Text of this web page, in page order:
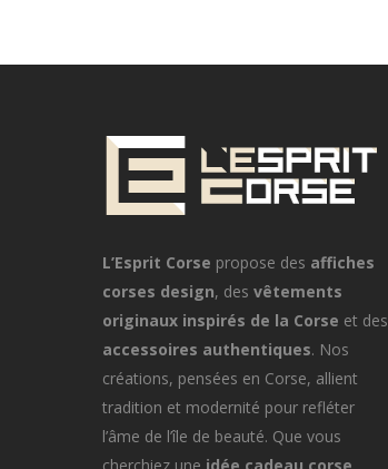
L’Esprit Corse propose des affiches
corses design, des vêtements
originaux inspirés de la Corse et des
accessoires authentiques. Nos
créations, pensées en Corse, allient
tradition et modernité pour refléter
l’âme de l’île de beauté. Que vous